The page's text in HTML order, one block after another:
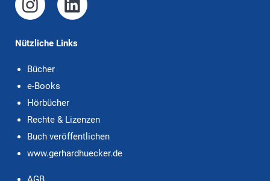
Nützliche Links
Bücher
e-Books
Hörbücher
Rechte & Lizenzen
Buch veröffentlichen
www.gerhardhuecker.de